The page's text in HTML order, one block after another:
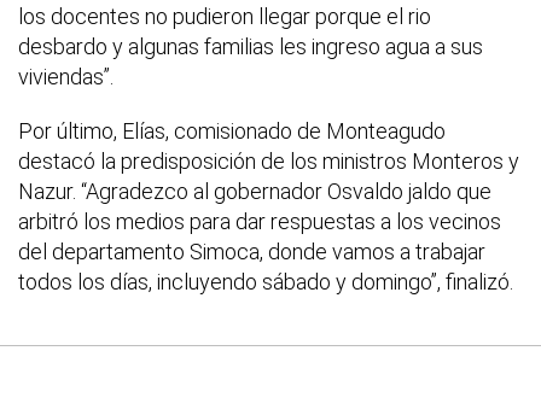
los docentes no pudieron llegar porque el rio
desbardo y algunas familias les ingreso agua a sus
viviendas”.
Por último, Elías, comisionado de Monteagudo
destacó la predisposición de los ministros Monteros y
Nazur. “Agradezco al gobernador Osvaldo jaldo que
arbitró los medios para dar respuestas a los vecinos
del departamento Simoca, donde vamos a trabajar
todos los días, incluyendo sábado y domingo”, finalizó.